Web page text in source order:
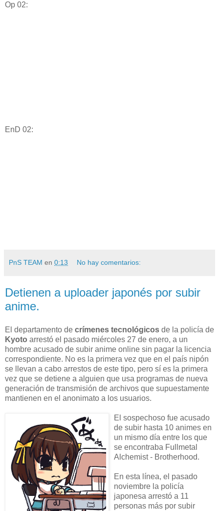
Op 02:
EnD 02:
PnS TEAM en 0:13 No hay comentarios:
Detienen a uploader japonés por subir
anime.
El departamento de crímenes tecnológicos de la policía de
Kyoto arrestó el pasado miércoles 27 de enero, a un
hombre acusado de subir anime online sin pagar la licencia
correspondiente. No es la primera vez que en el país nipón
se llevan a cabo arrestos de este tipo, pero sí es la primera
vez que se detiene a alguien que usa programas de nueva
generación de transmisión de archivos que supuestamente
mantienen en el anonimato a los usuarios.
El sospechoso fue acusado
de subir hasta 10 animes en
un mismo día entre los que
se encontraba Fullmetal
Alchemist - Brotherhood.
En esta línea, el pasado
noviembre la policía
japonesa arrestó a 11
personas más por subir